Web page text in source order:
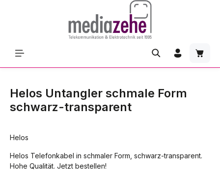
Helos Untangler schmale Form
schwarz-transparent
Helos
Helos Telefonkabel in schmaler Form, schwarz-transparent.
Hohe Qualität. Jetzt bestellen!